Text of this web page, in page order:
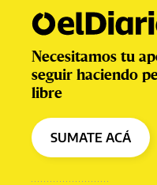
Necesitamos tu
seguir haciendo
libre
SUMATE ACÁ